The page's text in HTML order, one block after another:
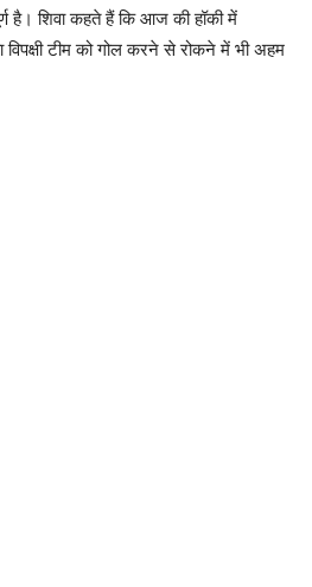
है। शिवा कहते हैं कि आज की हॉकी में
विपक्षी टीम को गोल करने से रोकने में भी अहम